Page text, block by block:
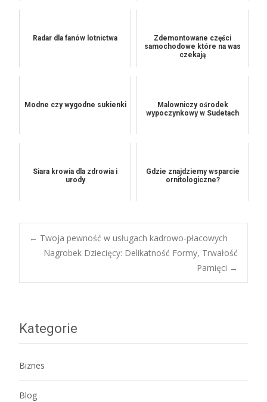
Radar dla fanów lotnictwa
Zdemontowane części
samochodowe które na was
czekają
Modne czy wygodne sukienki
Malowniczy ośrodek
wypoczynkowy w Sudetach
Siara krowia dla zdrowia i
urody
Gdzie znajdziemy wsparcie
ornitologiczne?
Post
navigation
← Twoja pewność w usługach kadrowo-płacowych
Nagrobek Dziecięcy: Delikatność Formy, Trwałość
Pamięci →
Kategorie
Biznes
Blog